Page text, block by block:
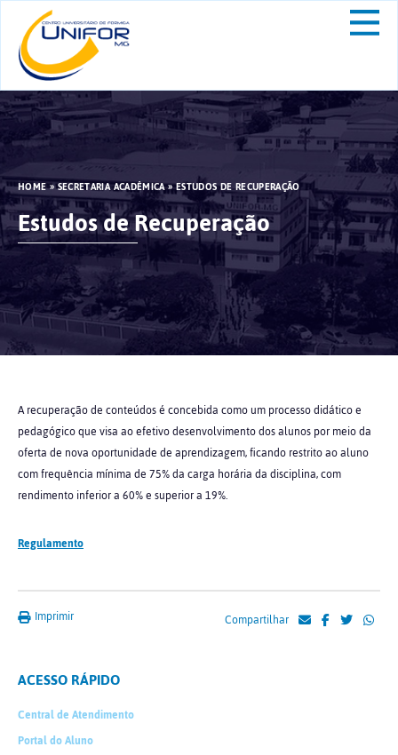
HOME»SECRETARIA ACADÊMICA»ESTUDOS DE RECUPERAÇÃO
Estudos de Recuperação
A recuperação de conteúdos é concebida como um processo didático e
pedagógico que visa ao efetivo desenvolvimento dos alunos por meio da
oferta de nova oportunidade de aprendizagem, ficando restrito ao aluno
com frequência mínima de 75% da carga horária da disciplina, com
rendimento inferior a 60% e superior a 19%.
Regulamento
Imprimir Compartilhar
ACESSO RÁPIDO
Central de Atendimento
Portal do Aluno